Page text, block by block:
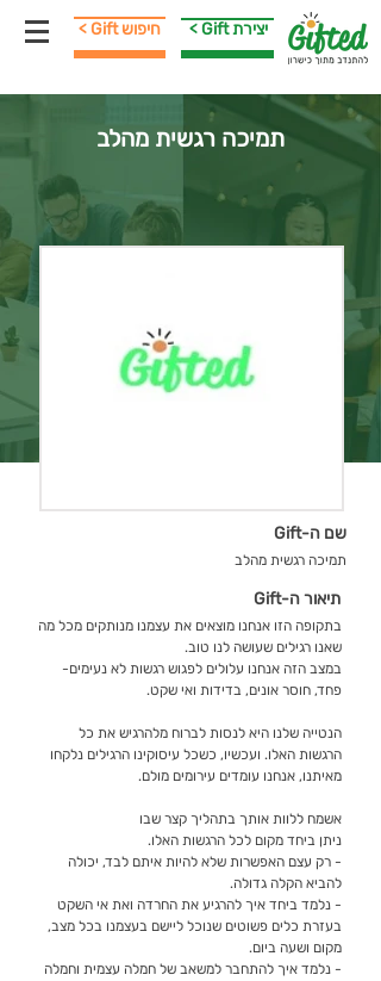
< Gift חיפוש < Gift יצירת
תמיכה רגשית מהלב
שם ה-Gift
תמיכה רגשית מהלב
תיאור ה-Gift
בתקופה הזו אנחנו מוצאים את עצמנו מנותקים מכל מה
שאנו רגילים שעושה לנו טוב.
במצב הזה אנחנו עלולים לפגוש רגשות לא נעימים-
פחד, חוסר אונים, בדידות ואי שקט.
הנטייה שלנו היא לנסות לברוח מלהרגיש את כל
הרגשות האלו. ועכשיו, כשכל עיסוקינו הרגילים נלקחו
מאיתנו, אנחנו עומדים עירומים מולם.
אשמח ללוות אותך בתהליך קצר שבו
ניתן ביחד מקום לכל הרגשות האלו.
- רק עצם האפשרות שלא להיות איתם לבד, יכולה
להביא הקלה גדולה.
- נלמד ביחד איך להרגיע את החרדה ואת אי השקט
בעזרת כלים פשוטים שנוכל ליישם בעצמנו בכל מצב,
מקום ושעה ביום.
- נלמד איך להתחבר למשאב של חמלה עצמית וחמלה